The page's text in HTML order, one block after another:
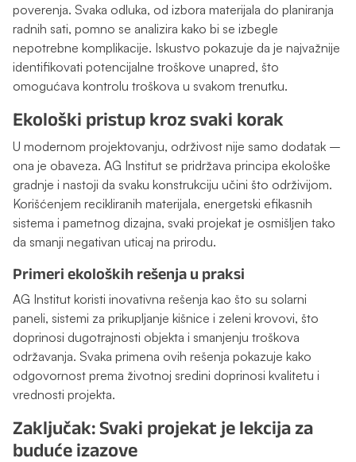
poverenja. Svaka odluka, od izbora materijala do planiranja
radnih sati, pomno se analizira kako bi se izbegle
nepotrebne komplikacije. Iskustvo pokazuje da je najvažnije
identifikovati potencijalne troškove unapred, što
omogućava kontrolu troškova u svakom trenutku.
Ekološki pristup kroz svaki korak
U modernom projektovanju, održivost nije samo dodatak –
ona je obaveza. AG Institut se pridržava principa ekološke
gradnje i nastoji da svaku konstrukciju učini što održivijom.
Korišćenjem recikliranih materijala, energetski efikasnih
sistema i pametnog dizajna, svaki projekat je osmišljen tako
da smanji negativan uticaj na prirodu.
Primeri ekoloških rešenja u praksi
AG Institut koristi inovativna rešenja kao što su solarni
paneli, sistemi za prikupljanje kišnice i zeleni krovovi, što
doprinosi dugotrajnosti objekta i smanjenju troškova
održavanja. Svaka primena ovih rešenja pokazuje kako
odgovornost prema životnoj sredini doprinosi kvalitetu i
vrednosti projekta.
Zaključak: Svaki projekat je lekcija za
buduće izazove